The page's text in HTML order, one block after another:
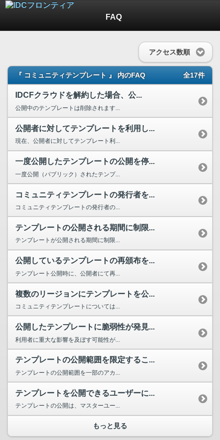
FAQ
アクセス数順
『 コミュニティテンプレート 』 内のFAQ 全17件
IDCFクラウドを解約した場合、公...
公開中のテンプレートは削除されます...
公開者に対してテンプレートを利用し...
現在、公開者に対してテンプレート利...
一度公開したテンプレートの公開を停...
一度公開（パブリック）されたテンプ...
コミュニティテンプレートの発行者を...
コミュニティテンプレートの発行者の...
テンプレートの公開される期間に制限...
テンプレートが公開される期間に制限...
公開しているテンプレートの再頒布を...
テンプレート公開時に、公開者にて再...
複数のリージョンにテンプレートを公...
コミュニティテンプレートについては...
公開したテンプレートに脆弱性が発見...
利用者に重大な影響を及ぼす可能性が...
テンプレートの公開範囲を限定するこ...
テンプレートの公開範囲を一部のアカ...
テンプレートを公開できるユーザーに...
テンプレートの公開は、マスターユー...
もっと見る